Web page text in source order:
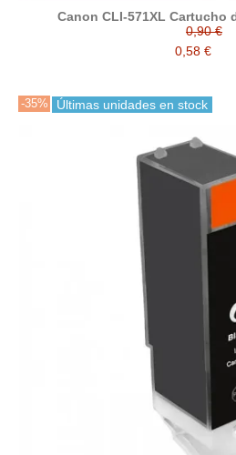
Canon CLI-571XL Cartucho
0,90 €
0,58 €
-35% Últimas unidades en stock